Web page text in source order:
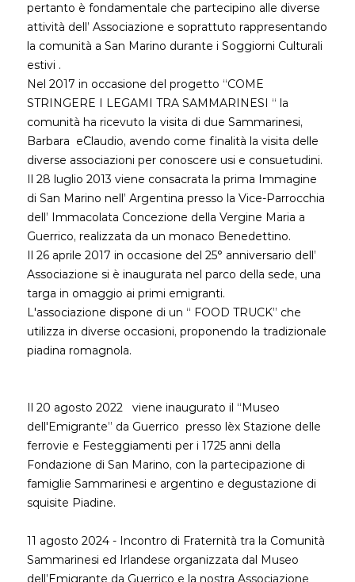
pertanto è fondamentale che partecipino alle diverse
attività dell’ Associazione e soprattuto rappresentando
la comunità a San Marino durante i Soggiorni Culturali
estivi .
Nel 2017 in occasione del progetto “COME
STRINGERE I LEGAMI TRA SAMMARINESI “ la
comunità ha ricevuto la visita di due Sammarinesi,
Barbara e`Claudio, avendo come finalità la visita delle
diverse associazioni per conoscere usi e consuetudini.
Il 28 luglio 2013 viene consacrata la prima Immagine
di San Marino nell’ Argentina presso la Vice-Parrocchia
dell’ Immacolata Concezione della Vergine Maria a
Guerrico, realizzata da un monaco Benedettino.
Il 26 aprile 2017 in occasione del 25° anniversario dell’
Associazione si è inaugurata nel parco della sede, una
targa in omaggio ai primi emigranti.
L'associazione dispone di un “ FOOD TRUCK” che
utilizza in diverse occasioni, proponendo la tradizionale
piadina romagnola.
Il 20 agosto 2022 viene inaugurato il “Museo
dell'Emigrante” da Guerrico presso l`ex Stazione delle
ferrovie e Festeggiamenti per i 1725 anni della
Fondazione di San Marino, con la partecipazione di
famiglie Sammarinesi e argentino e degustazione di
squisite Piadine.
11 agosto 2024 - Incontro di Fraternità tra la Comunità
Sammarinesi ed Irlandese organizzata dal Museo
dell’Emigrante da Guerrico e la nostra Associazione